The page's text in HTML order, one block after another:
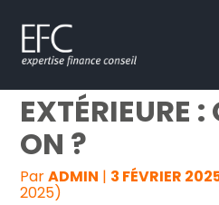
Aller
au
Reprise, transmission et
Gestion au quotidien
Pilotage d’entreprise
Audit
TAXE SUR LA
EXTÉRIEURE
ON ?
ParADMIN | 3 FÉVRIER
2025)